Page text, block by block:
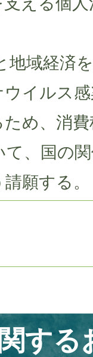
地域経済
イルス
め、消
、国の
願する。
する